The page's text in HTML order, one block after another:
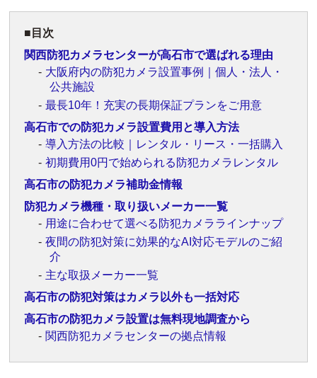
目次
関西防犯カメラセンターが高石市で選ばれる理由
大阪府内の防犯カメラ設置事例｜個人・法人・
公共施設
最長10年！充実の長期保証プランをご用意
高石市での防犯カメラ設置費用と導入方法
導入方法の比較｜レンタル・リース・一括購入
初期費用0円で始められる防犯カメラレンタル
高石市の防犯カメラ補助金情報
防犯カメラ機種・取り扱いメーカー一覧
用途に合わせて選べる防犯カメララインナップ
夜間の防犯対策に効果的なAI対応モデルのご紹
介
主な取扱メーカー一覧
高石市の防犯対策はカメラ以外も一括対応
高石市の防犯カメラ設置は無料現地調査から
関西防犯カメラセンターの拠点情報